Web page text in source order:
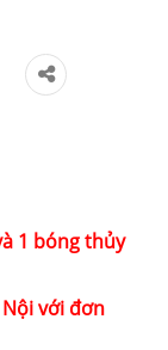
1 bóng thủy
với đơn